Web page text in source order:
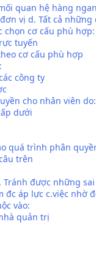
quan hệ hàng
vị d. Tất cả những
chọn cơ cấu phù hợp:
tuyến
cơ cấu phù hợp
công ty
cho nhân viên do:
dưới
quá trình phân
trên
được những
đc áp lực c.việc nhờ
vào:
quản trị